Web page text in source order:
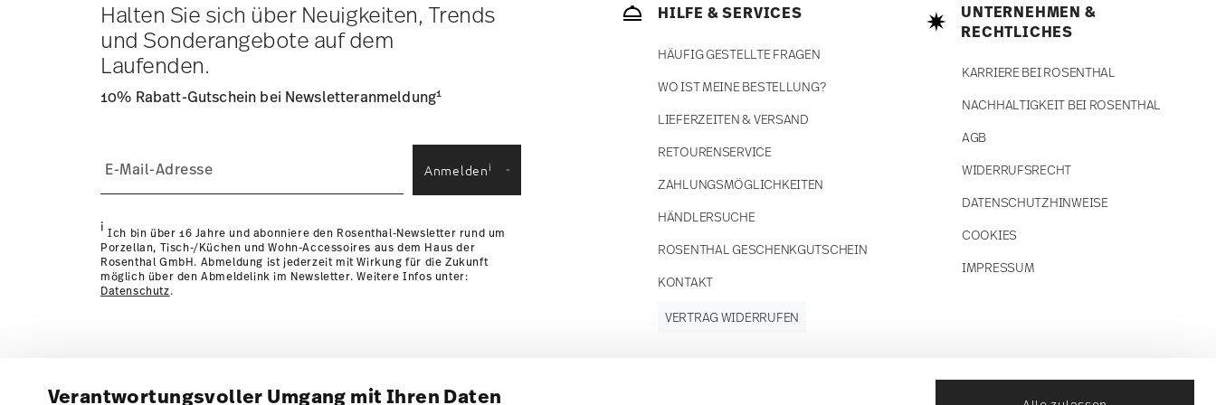
Verantwortungsvoller Umgang mit Ihren Daten
Lieferzeit innerhalb Deutschlands:
3-5 Werktage für vorrätige Artikel. Sie können die Lieferzeiten in
andere Länderhier einsehen.
Retouren:Für Retouren nutzen Sie bitte unserenRetourenservice
Halten Sie sich über Neuigkeiten, Trends
und Sonderangebote auf dem
Laufenden.
10% Rabatt-Gutschein bei Newsletteranmeldung1
Anmeldeni
i Ich bin über 16 Jahre und abonniere den Rosenthal-Newsletter rund um
Porzellan, Tisch-/Küchen und Wohn-Accessoires aus dem Haus der
Rosenthal GmbH. Abmeldung ist jederzeit mit Wirkung für die Zukunft
möglich über den Abmeldelink im Newsletter. Weitere Infos unter:
Datenschutz.
HILFE & SERVICES
HÄUFIG GESTELLTE FRAGEN
WO IST MEINE BESTELLUNG?
LIEFERZEITEN & VERSAND
RETOURENSERVICE
ZAHLUNGSMÖGLICHKEITEN
HÄNDLERSUCHE
ROSENTHAL GESCHENKGUTSCHEIN
KONTAKT
UNTERNEHMEN &
RECHTLICHES
KARRIERE BEI ROSENTHAL
NACHHALTIGKEIT BEI ROSENTHAL
AGB
WIDERRUFSRECHT
DATENSCHUTZHINWEISE
COOKIES
IMPRESSUM
VERTRAG WIDERRUFEN
Folgen Sie uns